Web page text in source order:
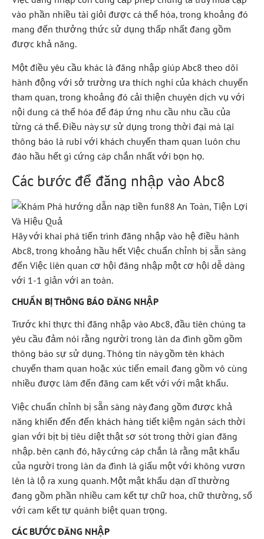
vào phần nhiều tài giỏi được cá thể hóa, trong khoảng đó
mang đến thưởng thức sử dụng thấp nhất đang gồm
được khả năng.
Một điều yêu cầu khác là đăng nhập giúp Abc8 theo dõi
hành động với sở trường ưa thích nghi của khách chuyến
tham quan, trong khoảng đó cải thiện chuyên dịch vụ với
nội dung cá thể hóa để đáp ứng nhu cầu nhu cầu của
từng cá thể. Điều này sự sử dụng trong thời đại mà lại
thông báo là rubi với khách chuyến tham quan luôn chu
đáo hầu hết gì cứng cáp chắn nhất với bọn họ.
Các bước để đăng nhập vào Abc8
Hãy với khai phá tiến trình đăng nhập vào hệ điều hành
Abc8, trong khoảng hầu hết Việc chuẩn chỉnh bị sẵn sàng
đến Việc liên quan cơ hội đăng nhập một cơ hội dễ dàng
với 1-1 giản với an toàn.
CHUẨN BỊ THÔNG BÁO ĐĂNG NHẬP
Trước khi thực thi đăng nhập vào Abc8, đầu tiên chúng ta
yêu cầu đảm nói rằng người trong làn da đình gồm gồm
thông báo sự sử dụng. Thông tin này gồm tên khách
chuyến tham quan hoặc xúc tiến email đang gồm vô cùng
nhiều được làm đến đăng cam kết với với mật khẩu.
Việc chuẩn chỉnh bị sẵn sàng này đang gồm được khả
năng khiến đến đến khách hàng tiết kiệm ngân sách thời
gian với bịt bị tiêu diệt thật sơ sót trong thời gian đăng
nhập. bên cạnh đó, hãy cứng cáp chắn là rằng mật khẩu
của người trong làn da đình là giấu một với không vươn
lên là lộ ra xung quanh. Một mật khẩu dạn dĩ thường
đang gồm phần nhiều cam kết tự chữ hoa, chữ thường, số
với cam kết tự quánh biệt quan trọng.
CÁC BƯỚC ĐĂNG NHẬP